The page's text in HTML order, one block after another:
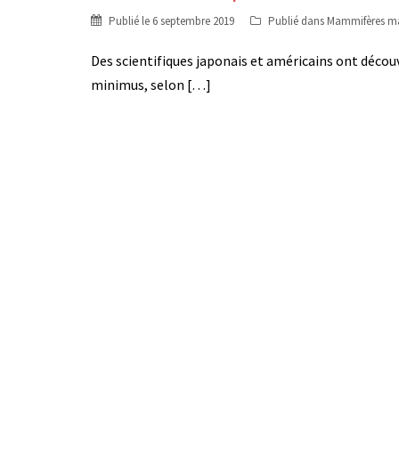
Publié le 6 septembre 2019 Publié dans Mammifères
Des scientifiques japonais et américains ont
minimus, selon […]